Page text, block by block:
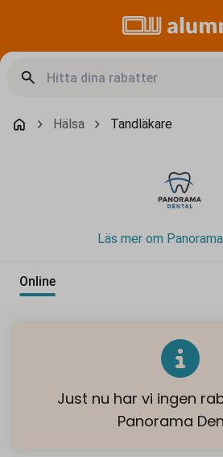
Hälsa Tandläkare
Läs mer om
Online
Just nu har vi ingen
Panorama